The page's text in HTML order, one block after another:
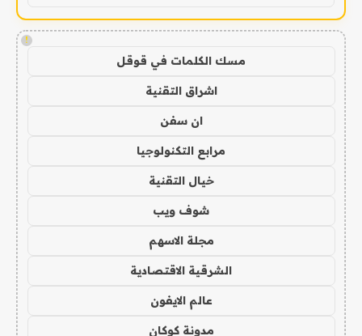
!
مسك الكلمات في قوقل
اشراق التقنية
ان سفن
مرابع التكنولوجيا
خيال التقنية
شوف ويب
مجلة الاسهم
الشرقية الاقتصادية
عالم الايفون
مدونة كوكان